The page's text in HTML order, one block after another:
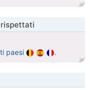
paesi
.